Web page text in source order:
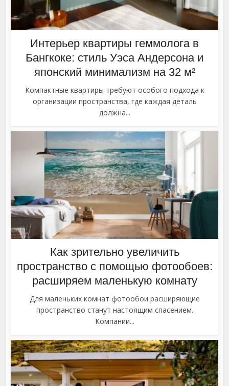
Интерьер квартиры геммолога в
Бангкоке: стиль Уэса Андерсона и
японский минимализм на 32 м²
Компактные квартиры требуют особого подхода к
организации пространства, где каждая деталь
должна...
Как зрительно увеличить
пространство с помощью фотообоев:
расширяем маленькую комнату
Для маленьких комнат фотообои расширяющие
пространство станут настоящим спасением.
Компании...